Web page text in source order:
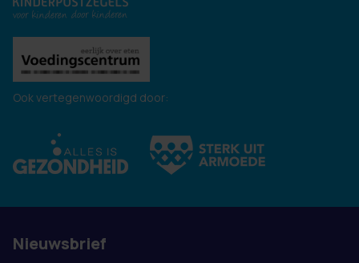
Ook vertegenwoordigd door:
Nieuwsbrief